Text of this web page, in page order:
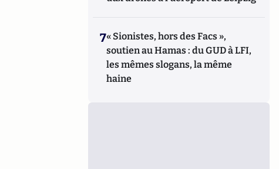
7« Sionistes, hors des Facs »,
soutien au Hamas : du GUD à LFI,
les mêmes slogans, la même
haine